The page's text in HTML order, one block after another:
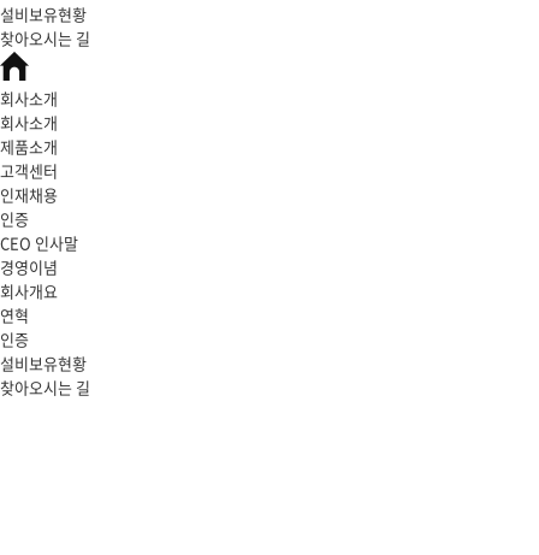
설비보유현황
찾아오시는 길
회사소개
회사소개
제품소개
고객센터
인재채용
인증
CEO 인사말
경영이념
회사개요
연혁
인증
설비보유현황
찾아오시는 길